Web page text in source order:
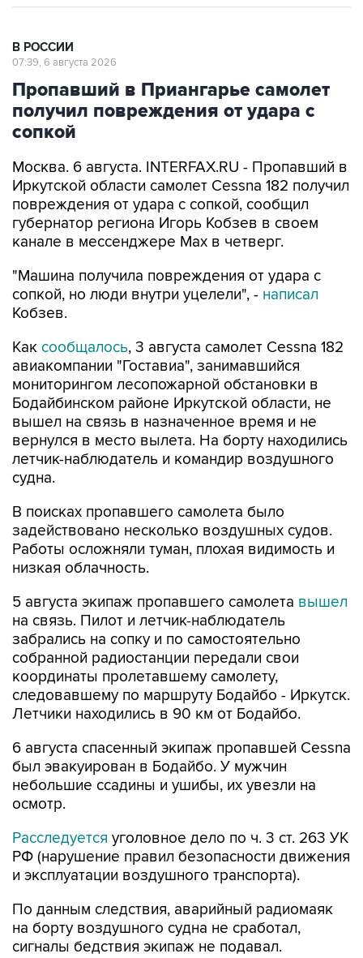
В РОССИИ
07:39, 6 августа 2026
Пропавший в Приангарье самолет
получил повреждения от удара с
сопкой
Москва. 6 августа. INTERFAX.RU - Пропавший в
Иркутской области самолет Cessna 182 получил
повреждения от удара с сопкой, сообщил
губернатор региона Игорь Кобзев в своем
канале в мессенджере Мах в четверг.
"Машина получила повреждения от удара с
сопкой, но люди внутри уцелели", - написал
Кобзев.
Как сообщалось, 3 августа самолет Cessna 182
авиакомпании "Гоставиа", занимавшийся
мониторингом лесопожарной обстановки в
Бодайбинском районе Иркутской области, не
вышел на связь в назначенное время и не
вернулся в место вылета. На борту находились
летчик-наблюдатель и командир воздушного
судна.
В поисках пропавшего самолета было
задействовано несколько воздушных судов.
Работы осложняли туман, плохая видимость и
низкая облачность.
5 августа экипаж пропавшего самолета вышел
на связь. Пилот и летчик-наблюдатель
забрались на сопку и по самостоятельно
собранной радиостанции передали свои
координаты пролетавшему самолету,
следовавшему по маршруту Бодайбо - Иркутск.
Летчики находились в 90 км от Бодайбо.
6 августа спасенный экипаж пропавшей Cessna
был эвакуирован в Бодайбо. У мужчин
небольшие ссадины и ушибы, их увезли на
осмотр.
Расследуется уголовное дело по ч. 3 ст. 263 УК
РФ (нарушение правил безопасности движения
и эксплуатации воздушного транспорта).
По данным следствия, аварийный радиомаяк
на борту воздушного судна не сработал,
сигналы бедствия экипаж не подавал.